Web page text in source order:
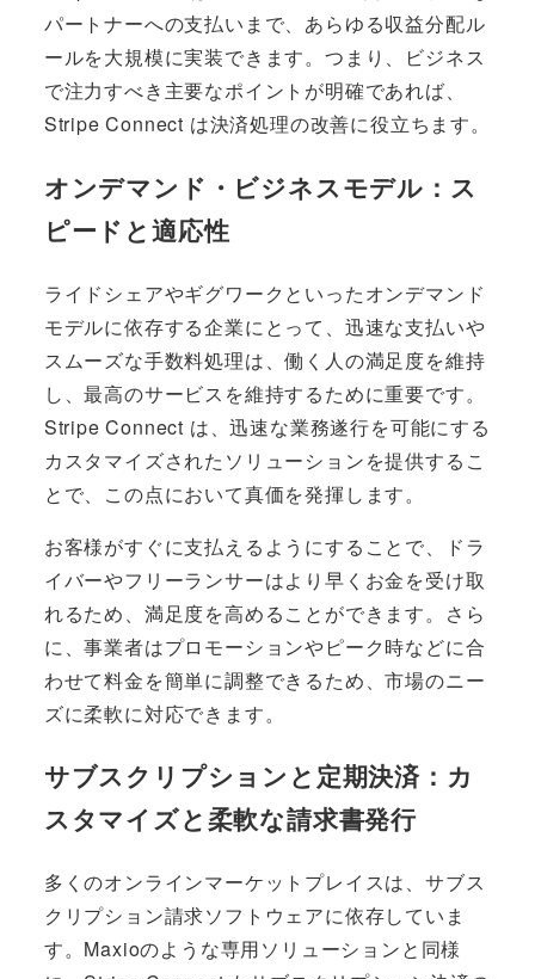
パートナーへの支払いまで、あらゆる収益分配ル
ールを大規模に実装できます。つまり、ビジネス
で注力すべき主要なポイントが明確であれば、
Stripe Connect は決済処理の改善に役立ちます。
オンデマンド・ビジネスモデル：ス
ピードと適応性
ライドシェアやギグワークといったオンデマンド
モデルに依存する企業にとって、迅速な支払いや
スムーズな手数料処理は、働く人の満足度を維持
し、最高のサービスを維持するために重要です。
Stripe Connect は、迅速な業務遂行を可能にする
カスタマイズされたソリューションを提供するこ
とで、この点において真価を発揮します。
お客様がすぐに支払えるようにすることで、ドラ
イバーやフリーランサーはより早くお金を受け取
れるため、満足度を高めることができます。さら
に、事業者はプロモーションやピーク時などに合
わせて料金を簡単に調整できるため、市場のニー
ズに柔軟に対応できます。
サブスクリプションと定期決済：カ
スタマイズと柔軟な請求書発行
多くのオンラインマーケットプレイスは、サブス
クリプション請求ソフトウェアに依存していま
す。Maxioのような専用ソリューションと同様